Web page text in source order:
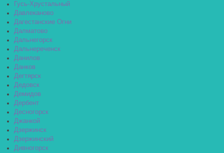
Гусь-Хрустальный
Давлеканово
Дагестанские Огни
Далматово
Дальнегорск
Дальнереченск
Данилов
Данков
Дегтярск
Дедовск
Демидов
Дербент
Десногорск
Джанкой
Дзержинск
Дзержинский
Дивногорск